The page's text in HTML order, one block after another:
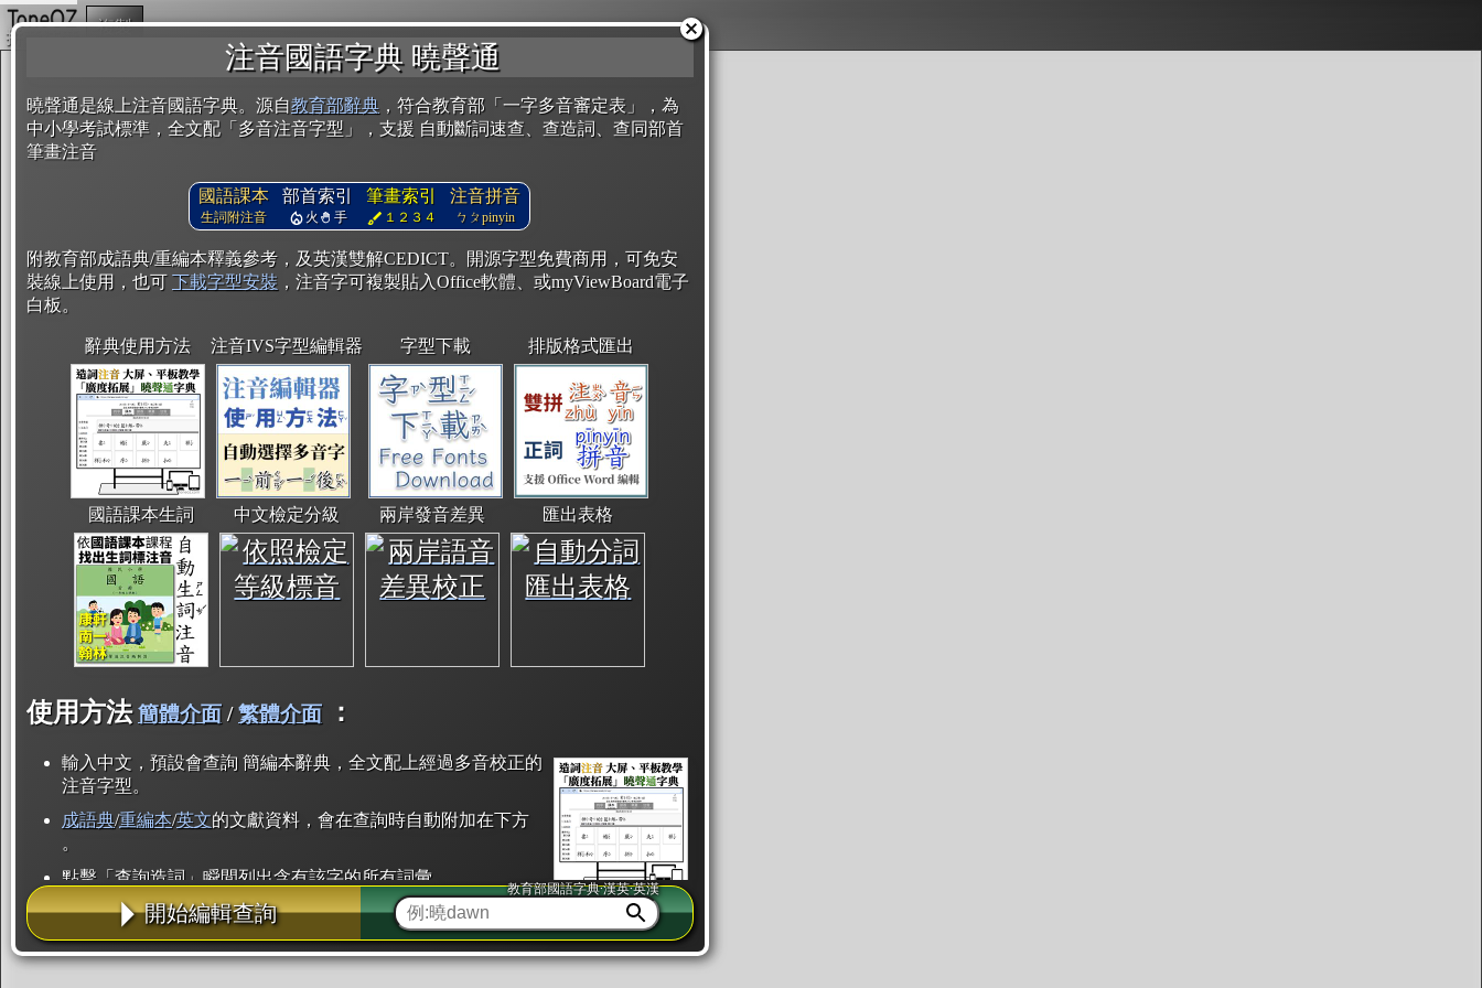
注音國語字典 曉聲通
曉聲通是線上注音國語字典。源自教育部辭典 ，符合教育部「一字多音審定表」，為
中小學考試標準，全文配「多音注音字型」，支援 自動斷詞速查、查造詞、查同部首
筆畫注音
國語課本
生詞附注音
部首索引
火 手
筆畫索引
１２３４
注音拼音
ㄅㄆpinyin
附教育部成語典/重編本釋義參考，及英漢雙解CEDICT。開源字型免費商用，可免安
裝線上使用，也可 下載字型安裝 ，注音字可複製貼入Office軟體、或myViewBoard電子
白板。
辭典使用方法 注音IVS字型編輯器 字型下載 排版格式匯出
國語課本生詞 中文檢定分級 兩岸發音差異 匯出表格
使用方法 簡體介面/繁體介面 ：
輸入中文，預設會查詢 簡編本辭典，全文配上經過多音校正的
注音字型。
成語典/重編本/英文的文獻資料，會在查詢時自動附加在下方
。
點擊「查詢造詞」瞬間列出含有該字的所有詞彙。
點「部首」瞬間列出所有「同部首字」。也支援查詢「同注音」或「同筆畫」。
辭典解釋的全文都經過自動斷詞，點擊便可瞬間「連續查詢」此字詞的解釋，不
用手動重複輸入。
開始編輯查詢
教育部國語字典·漢英·英漢
複製